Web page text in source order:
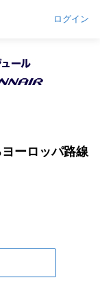
ログイン
ーロッパ路線